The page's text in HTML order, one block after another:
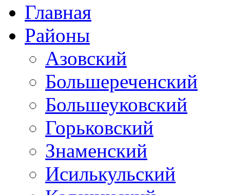
Главная
Районы
Азовский
Большереченский
Большеуковский
Горьковский
Знаменский
Исилькульский